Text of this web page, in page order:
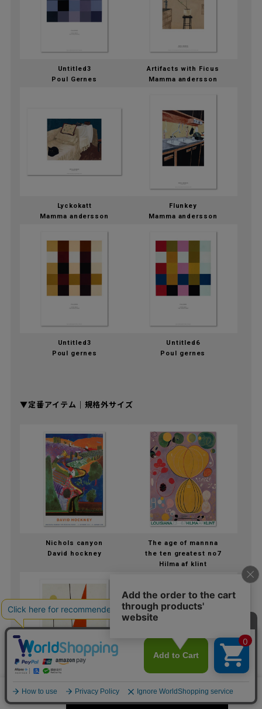
数量 カートに入れる
Untitled3
Poul Gernes
Artifacts with Ficus
Mamma andersson
Lyckokatt
Mamma andersson
Flunkey
Mamma andersson
Untitled3
Poul gernes
Untitled6
Poul gernes
▼定番アイテム｜規格外サイズ
Nichols canyon
David hockney
The age of mannna
the ten greatest no7
Hilma af klint
Untitled
Sophie taeuber-arp
Red interior with display
Henri matisse